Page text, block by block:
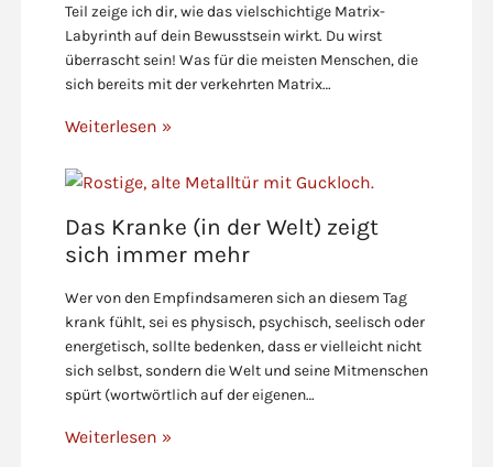
Teil zeige ich dir, wie das vielschichtige Matrix-
Labyrinth auf dein Bewusstsein wirkt. Du wirst
überrascht sein! Was für die meisten Menschen, die
sich bereits mit der verkehrten Matrix…
Weiterlesen »
Das Kranke (in der Welt) zeigt
sich immer mehr
Wer von den Empfindsameren sich an diesem Tag
krank fühlt, sei es physisch, psychisch, seelisch oder
energetisch, sollte bedenken, dass er vielleicht nicht
sich selbst, sondern die Welt und seine Mitmenschen
spürt (wortwörtlich auf der eigenen…
Weiterlesen »